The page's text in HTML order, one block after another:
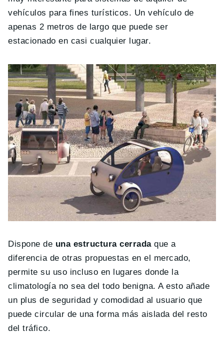
vehículos para fines turísticos. Un vehículo de
apenas 2 metros de largo que puede ser
estacionado en casi cualquier lugar.
Dispone de una estructura cerradaque a
diferencia de otras propuestas en el mercado,
permite su uso incluso en lugares donde la
climatología no sea del todo benigna. A esto añade
un plus de seguridad y comodidad al usuario que
puede circular de una forma más aislada del resto
del tráfico.